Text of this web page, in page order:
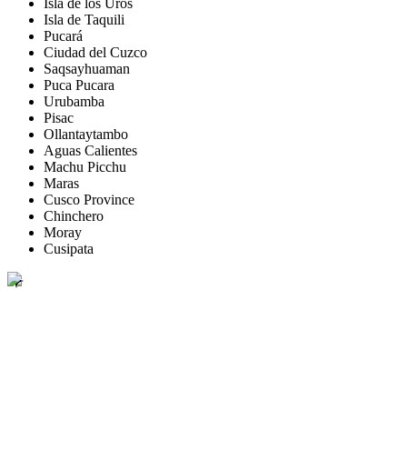
Isla de los Uros
Isla de Taquili
Pucará
Ciudad del Cuzco
Saqsayhuaman
Puca Pucara
Urubamba
Pisac
Ollantaytambo
Aguas Calientes
Machu Picchu
Maras
Cusco Province
Chinchero
Moray
Cusipata